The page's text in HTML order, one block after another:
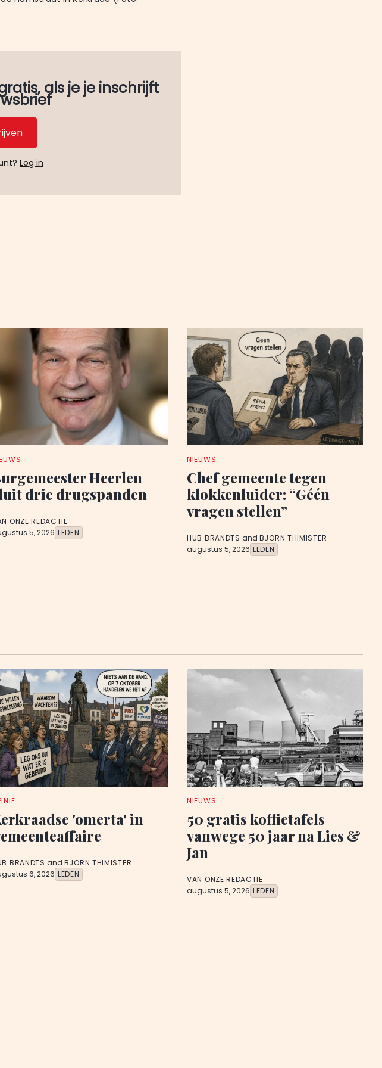
als je je inschrijft
Log in
Heerlen
drie drugspanden
ONZE REDACTIE
5, 2026 LEDEN
NIEUWS
Chef gemeente tegen
klokkenluider: “Géén
vragen stellen”
HUB BRANDTS and BJORN THIMISTER
augustus 5, 2026 LEDEN
'omerta' in
BRANDTS and BJORN THIMISTER
6, 2026 LEDEN
NIEUWS
50 gratis koffietafels
vanwege 50 jaar na Lies &
Jan
VAN ONZE REDACTIE
augustus 5, 2026 LEDEN